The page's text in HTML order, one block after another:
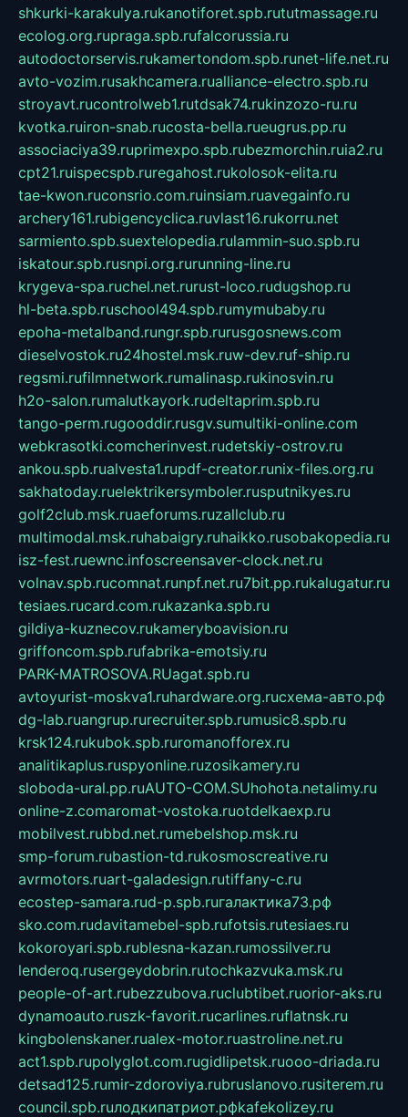
shkurki-karakulya.rukanotiforet.spb.rututmassage.ru
ecolog.org.rupraga.spb.rufalcorussia.ru
autodoctorservis.rukamertondom.spb.runet-life.net.ru
avto-vozim.rusakhcamera.rualliance-electro.spb.ru
stroyavt.rucontrolweb1.rutdsak74.rukinzozo-ru.ru
kvotka.ruiron-snab.rucosta-bella.rueugrus.pp.ru
associaciya39.ruprimexpo.spb.rubezmorchin.ruia2.ru
cpt21.ruispecspb.ruregahost.rukolosok-elita.ru
tae-kwon.ruconsrio.com.ruinsiam.ruavegainfo.ru
archery161.rubigencyclica.ruvlast16.rukorru.net
sarmiento.spb.suextelopedia.rulammin-suo.spb.ru
iskatour.spb.rusnpi.org.rurunning-line.ru
krygeva-spa.ruchel.net.rurust-loco.rudugshop.ru
hl-beta.spb.ruschool494.spb.rumymubaby.ru
epoha-metalband.rungr.spb.rurusgosnews.com
dieselvostok.ru24hostel.msk.ruw-dev.ruf-ship.ru
regsmi.rufilmnetwork.rumalinasp.rukinosvin.ru
h2o-salon.rumalutkayork.rudeltaprim.spb.ru
tango-perm.rugooddir.rusgv.sumultiki-online.com
webkrasotki.comcherinvest.rudetskiy-ostrov.ru
ankou.spb.rualvesta1.rupdf-creator.runix-files.org.ru
sakhatoday.ruelektrikersymboler.rusputnikyes.ru
golf2club.msk.ruaeforums.ruzallclub.ru
multimodal.msk.ruhabaigry.ruhaikko.rusobakopedia.ru
isz-fest.ruewnc.infoscreensaver-clock.net.ru
volnav.spb.rucomnat.runpf.net.ru7bit.pp.rukalugatur.ru
tesiaes.rucard.com.rukazanka.spb.ru
gildiya-kuznecov.rukameryboavision.ru
griffoncom.spb.rufabrika-emotsiy.ru
PARK-MATROSOVA.RUagat.spb.ru
avtoyurist-moskva1.ruhardware.org.ruсхема-авто.рф
dg-lab.ruangrup.rurecruiter.spb.rumusic8.spb.ru
krsk124.rukubok.spb.ruromanofforex.ru
analitikaplus.ruspyonline.ruzosikamery.ru
sloboda-ural.pp.ruAUTO-COM.SUhohota.netalimy.ru
online-z.comaromat-vostoka.ruotdelkaexp.ru
mobilvest.rubbd.net.rumebelshop.msk.ru
smp-forum.rubastion-td.rukosmoscreative.ru
avrmotors.ruart-galadesign.rutiffany-c.ru
ecostep-samara.rud-p.spb.ruгалактика73.рф
sko.com.rudavitamebel-spb.rufotsis.rutesiaes.ru
kokoroyari.spb.rublesna-kazan.rumossilver.ru
lenderoq.rusergeydobrin.rutochkazvuka.msk.ru
people-of-art.rubezzubova.ruclubtibet.ruorior-aks.ru
dynamoauto.ruszk-favorit.rucarlines.ruflatnsk.ru
kingbolenskaner.rualex-motor.ruastroline.net.ru
act1.spb.rupolyglot.com.rugidlipetsk.ruooo-driada.ru
detsad125.rumir-zdoroviya.rubruslanovo.rusiterem.ru
council.spb.ruлодкипатриот.рфkafekolizey.ru